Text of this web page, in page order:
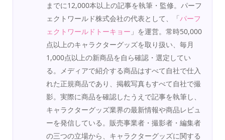
までに12,000本以上の記事を執筆・監修。パーフ
ェクトワールド株式会社の代表として、「パーフ
ェクトワールドトーキョー 」を運営。常時50,000
点以上のキャラクターグッズを取り扱い、毎月
1,000点以上の新商品を自ら確認・選定してい
る。メディアで紹介する商品はすべて自社で仕入
れた正規商品であり、掲載写真もすべて自社で撮
影。実際に商品を確認したうえで記事を執筆し、
キャラクターグッズ業界の最新情報や商品レビュ
ーを発信している。販売事業者・撮影者・編集者
の三つの立場から、キャラクターグッズに関する